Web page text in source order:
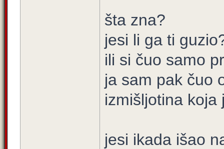
šta zna?
jesi li ga ti
ili si čuo samo
ja sam pak čuo
izmišljotina koja
jesi ikada išao